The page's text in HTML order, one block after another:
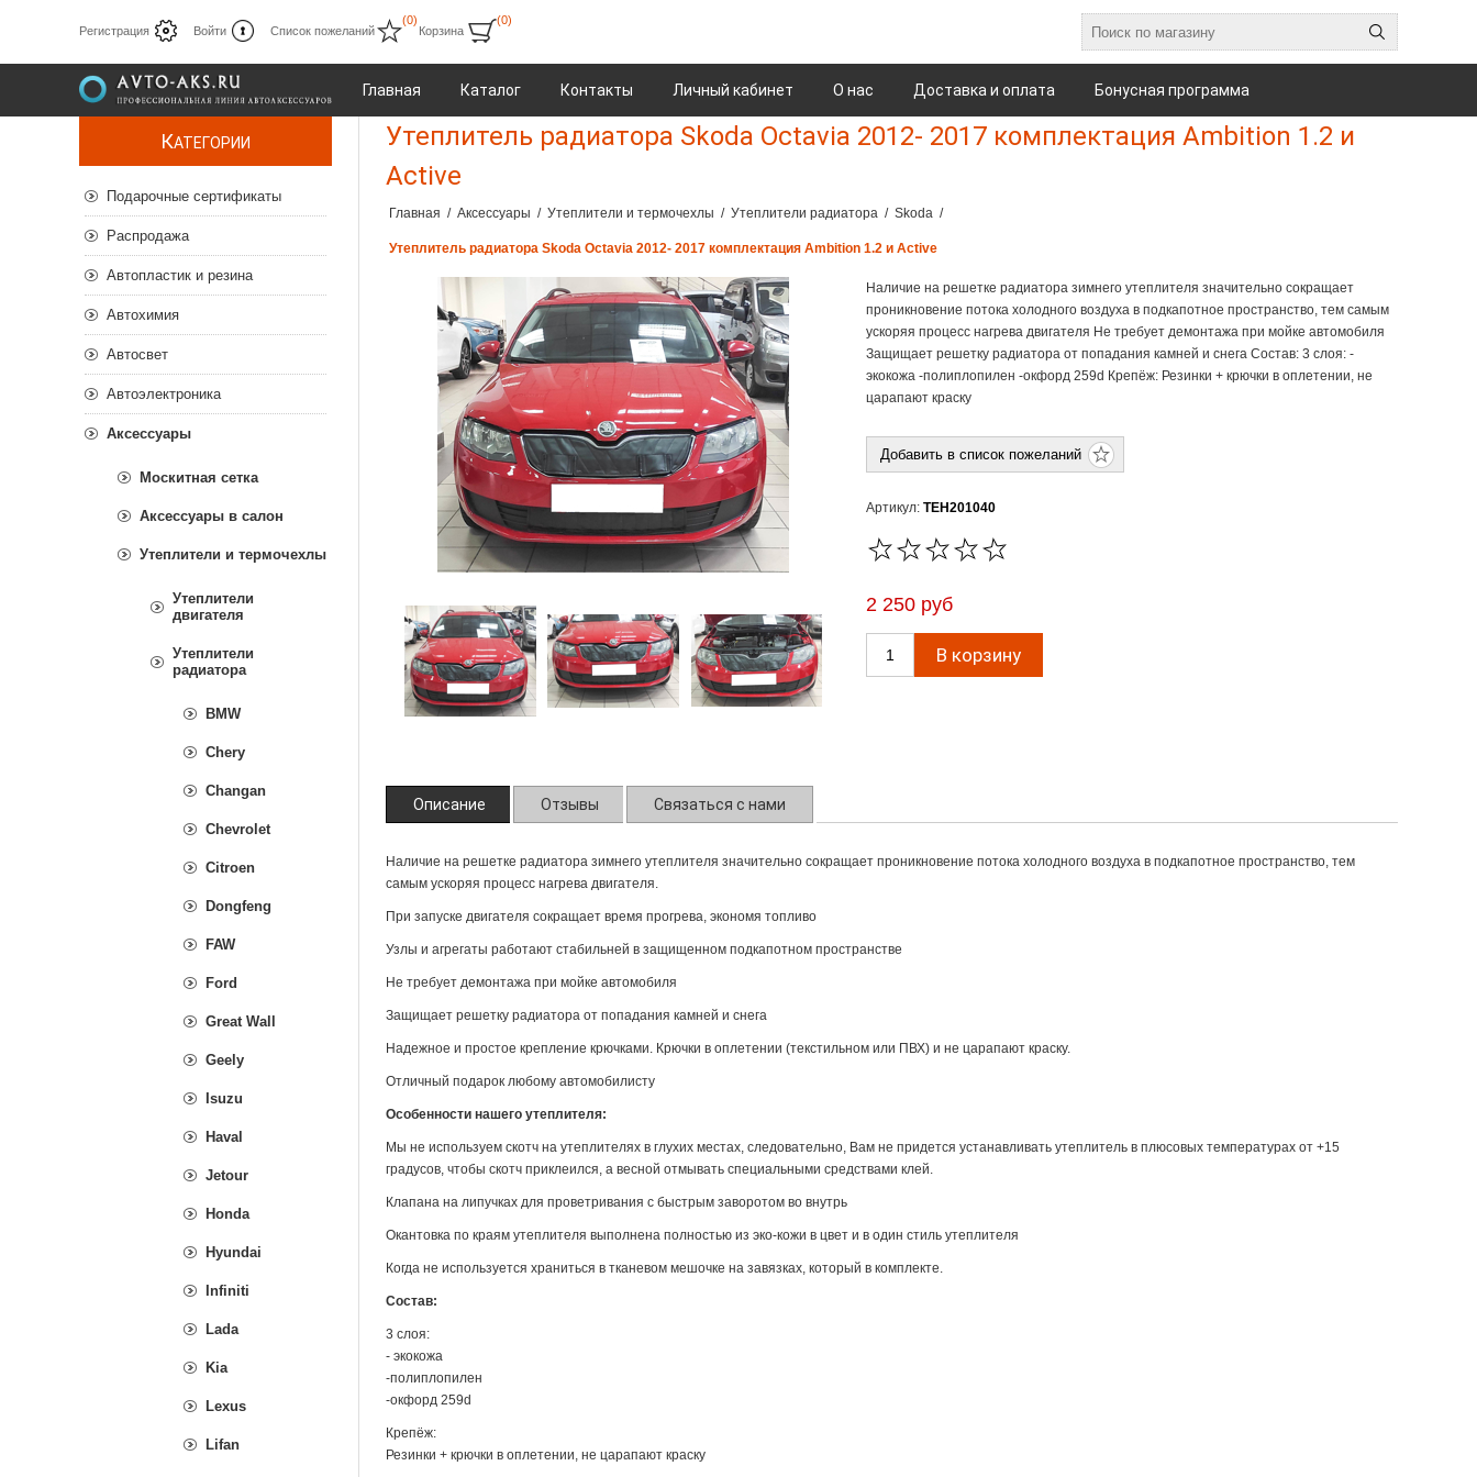
Регистрация Войти Список пожеланий
(0)
Корзина
(0)
Главная Каталог Контакты Личный кабинет О нас Доставка и оплата Бонусная программа
Утеплитель радиатора Skoda Octavia 2012- 2017 комплектация Ambition 1.2 и
Active
Главная / Аксессуары / Утеплители и термочехлы / Утеплители радиатора / Skoda /
Утеплитель радиатора Skoda Octavia 2012- 2017 комплектация Ambition 1.2 и Active
Наличие на решетке радиатора зимнего утеплителя значительно сокращает
проникновение потока холодного воздуха в подкапотное пространство, тем самым
ускоряя процесс нагрева двигателя Не требует демонтажа при мойке автомобиля
Защищает решетку радиатора от попадания камней и снега Состав: 3 слоя: -
экокожа -полиплопилен -окфорд 259d Крепёж: Резинки + крючки в оплетении, не
царапают краску
Артикул: TEH201040
2 250 руб
Описание Отзывы Связаться с нами
Наличие на решетке радиатора зимнего утеплителя значительно сокращает проникновение потока холодного воздуха в подкапотное пространство, тем
самым ускоряя процесс нагрева двигателя.
При запуске двигателя сокращает время прогрева, экономя топливо
Узлы и агрегаты работают стабильней в защищенном подкапотном пространстве
Не требует демонтажа при мойке автомобиля
Защищает решетку радиатора от попадания камней и снега
Надежное и простое крепление крючками. Крючки в оплетении (текстильном или ПВХ) и не царапают краску.
Отличный подарок любому автомобилисту
Особенности нашего утеплителя:
Мы не используем скотч на утеплителях в глухих местах, следовательно, Вам не придется устанавливать утеплитель в плюсовых температурах от +15
градусов, чтобы скотч приклеился, а весной отмывать специальными средствами клей.
Клапана на липучках для проветривания с быстрым заворотом во внутрь
Окантовка по краям утеплителя выполнена полностью из эко-кожи в цвет и в один стиль утеплителя
Когда не используется храниться в тканевом мешочке на завязках, который в комплекте.
Состав:
3 слоя:
- экокожа
-полиплопилен
-окфорд 259d
Крепёж:
Резинки + крючки в оплетении, не царапают краску
КАТЕГОРИИ
Подарочные сертификаты
Распродажа
Автопластик и резина
Автохимия
Автосвет
Автоэлектроника
Аксессуары
Москитная сетка
Аксессуары в салон
Утеплители и термочехлы
Утеплители
двигателя
Утеплители
радиатора
BMW
Chery
Changan
Chevrolet
Citroen
Dongfeng
FAW
Ford
Great Wall
Geely
Isuzu
Haval
Jetour
Honda
Hyundai
Infiniti
Lada
Kia
Lexus
Lifan